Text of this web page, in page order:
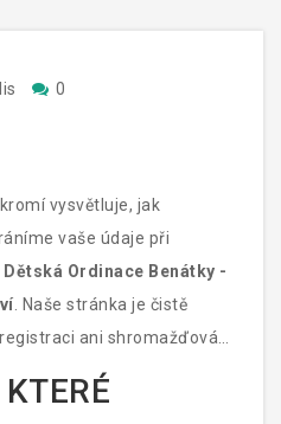
0
vysvětluje, jak
vaše údaje při
Dětská Ordinace Benátky -
. Naše stránka je čistě
ani shromažďování
formulářů.